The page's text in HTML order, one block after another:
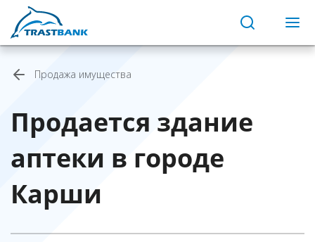
Продажа имущества
Продается здание
аптеки в городе
Карши